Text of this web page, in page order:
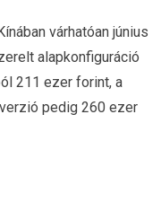
várhatóan június
alapkonfiguráció
211 ezer forint, a
pedig 260 ezer